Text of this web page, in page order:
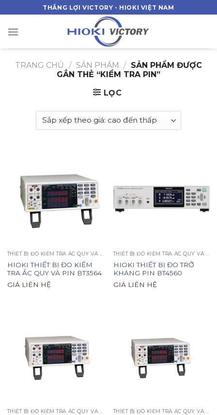
to
content
THẮNG LỢI VICTORY - HIOKI VIỆT NAM
TRANG CHỦ / SẢN PHẨM / SẢN PHẨM ĐƯỢC
GẮN THẺ “KIỂM TRA PIN”
LỌC
THIẾT BỊ ĐO KIỂM TRA ẮC QUY VÀ PIN
HIOKI THIẾT BỊ ĐO KIỂM
TRA ẮC QUY VÀ PIN BT3564
GIÁ LIÊN HỆ
THIẾT BỊ ĐO KIỂM TRA ẮC QUY VÀ PIN
HIOKI THIẾT BỊ ĐO TRỞ
KHÁNG PIN BT4560
GIÁ LIÊN HỆ
THIẾT BỊ ĐO KIỂM TRA ẮC QUY VÀ PIN THIẾT BỊ ĐO KIỂM TRA ẮC QUY VÀ PIN